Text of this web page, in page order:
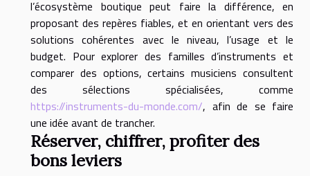
l’écosystème boutique peut faire la différence, en
proposant des repères fiables, et en orientant vers des
solutions cohérentes avec le niveau, l’usage et le
budget. Pour explorer des familles d’instruments et
comparer des options, certains musiciens consultent
des sélections spécialisées, comme
https://instruments-du-monde.com/, afin de se faire
une idée avant de trancher.
Réserver, chiffrer, profiter des
bons leviers